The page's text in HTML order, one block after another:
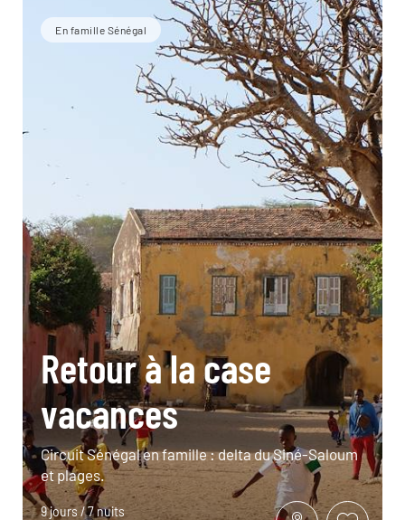
En famille Sénégal
Retour à la case
vacances
Circuit Sénégal en famille : delta du Siné-Saloum
et plages.
9 jours / 7 nuits